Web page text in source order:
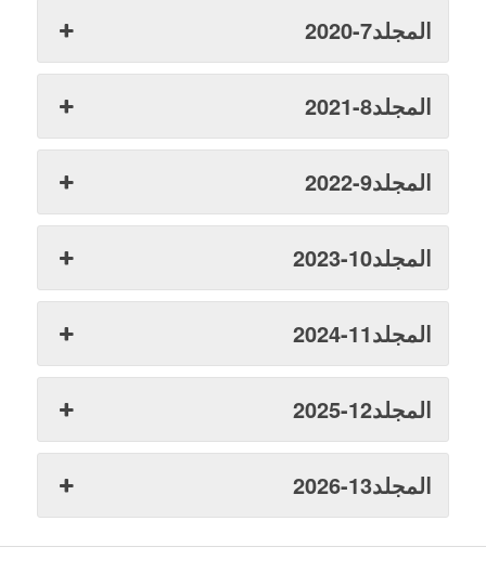
المجلد7-2020
المجلد8-2021
المجلد9-2022
المجلد10-2023
المجلد11-2024
المجلد12-2025
المجلد13-2026